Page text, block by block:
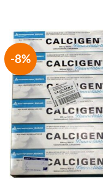
-8%